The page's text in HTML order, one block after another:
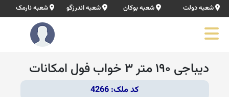
شعبه دولت شعبه بوکان شعبه اندرزگو شعبه نارمک
دیباجی ۱۹۰ متر ۳ خواب فول امکانات
کد ملک: 4266